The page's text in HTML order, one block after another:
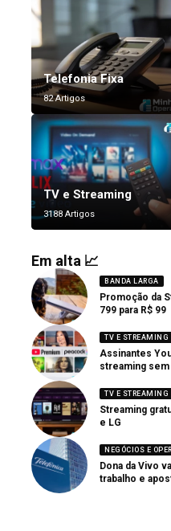
Telefonia Fixa
82 Artigos
TV e Streaming
3188 Artigos
Em alta 📈
BANDA LARGA
Promoção da
799 para R$ 99
TV E STREAMING
Assinantes
streaming sem
TV E STREAMING
Streaming
e LG
NEGÓCIOS E
Dona da Vivo
trabalho e